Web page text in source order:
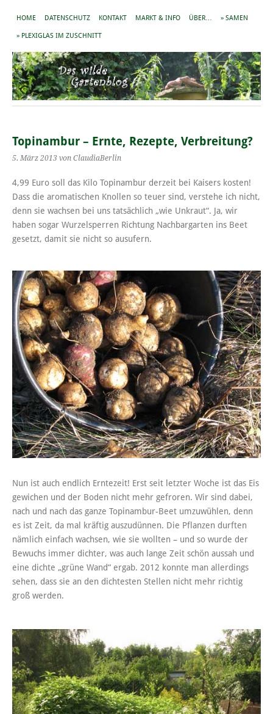
HOME DATENSCHUTZ KONTAKT MARKT & INFO ÜBER… » SAMEN
» PLEXIGLAS IM ZUSCHNITT
Topinambur – Ernte, Rezepte, Verbreitung?
5. März 2013 von ClaudiaBerlin
4,99 Euro soll das Kilo Topinambur derzeit bei Kaisers kosten!
Dass die aromatischen Knollen so teuer sind, verstehe ich nicht,
denn sie wachsen bei uns tatsächlich „wie Unkraut“. Ja, wir
haben sogar Wurzelsperren Richtung Nachbargarten ins Beet
gesetzt, damit sie nicht so ausufern.
Nun ist auch endlich Erntezeit! Erst seit letzter Woche ist das Eis
gewichen und der Boden nicht mehr gefroren. Wir sind dabei,
nach und nach das ganze Topinambur-Beet umzuwühlen, denn
es ist Zeit, da mal kräftig auszudünnen. Die Pflanzen durften
nämlich einfach wachsen, wie sie wollten – und so wurde der
Bewuchs immer dichter, was auch lange Zeit schön aussah und
eine dichte „grüne Wand“ ergab. 2012 konnte man allerdings
sehen, dass sie an den dichtesten Stellen nicht mehr richtig
groß werden.